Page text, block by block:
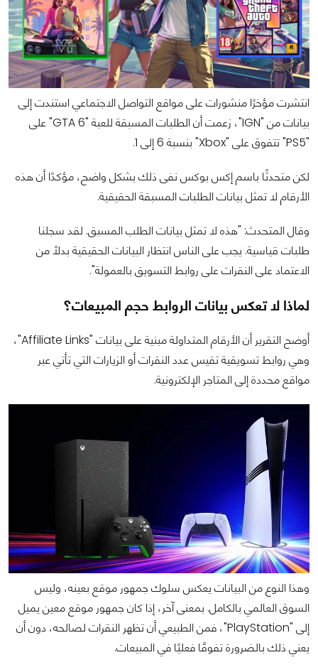
انتشرت مؤخرًا منشورات على مواقع التواصل الاجتماعي استندت إلى
بيانات من "IGN"، زعمت أن الطلبات المسبقة للعبة "GTA 6" على
"PS5" تتفوق على "Xbox" بنسبة 6 إلى 1.
لكن متحدثًا باسم إكس بوكس نفى ذلك بشكل واضح، مؤكدًا أن هذه
الأرقام لا تمثل بيانات الطلبات المسبقة الحقيقية.
وقال المتحدث: "هذه لا تمثل بيانات الطلب المسبق. لقد سجلنا
طلبات قياسية. يجب على الناس انتظار البيانات الحقيقية بدلًا من
الاعتماد على النقرات على روابط التسويق بالعمولة".
لماذا لا تعكس بيانات الروابط حجم المبيعات؟
أوضح التقرير أن الأرقام المتداولة مبنية على بيانات "Affiliate Links"،
وهي روابط تسويقية تقيس عدد النقرات أو الزيارات التي تأتي عبر
مواقع محددة إلى المتاجر الإلكترونية.
وهذا النوع من البيانات يعكس سلوك جمهور موقع بعينه، وليس
السوق العالمي بالكامل. بمعنى آخر، إذا كان جمهور موقع معين يميل
إلى "PlayStation"، فمن الطبيعي أن تظهر النقرات لصالحه، دون أن
يعني ذلك بالضرورة تفوقًا فعليًا في المبيعات.